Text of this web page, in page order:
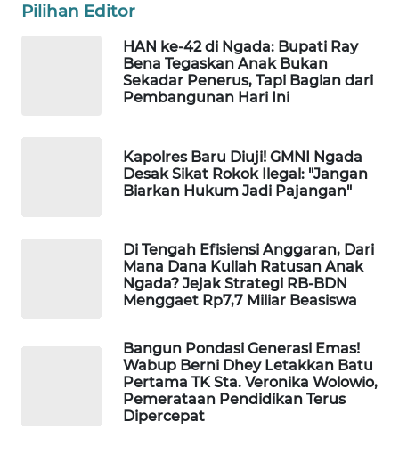
Pilihan Editor
HAN ke-42 di Ngada: Bupati Ray
Bena Tegaskan Anak Bukan
Sekadar Penerus, Tapi Bagian dari
Pembangunan Hari Ini
Kapolres Baru Diuji! GMNI Ngada
Desak Sikat Rokok Ilegal: "Jangan
Biarkan Hukum Jadi Pajangan"
Di Tengah Efisiensi Anggaran, Dari
Mana Dana Kuliah Ratusan Anak
Ngada? Jejak Strategi RB-BDN
Menggaet Rp7,7 Miliar Beasiswa
Bangun Pondasi Generasi Emas!
Wabup Berni Dhey Letakkan Batu
Pertama TK Sta. Veronika Wolowio,
Pemerataan Pendidikan Terus
Dipercepat